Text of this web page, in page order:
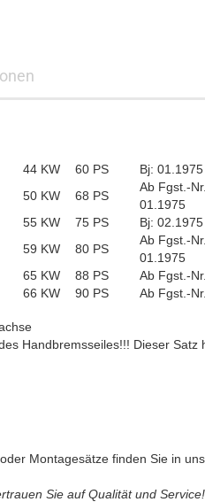
44 KW 60 PS
Bj:
50 KW 68 PS
Ab Fgst.-
01.1975
55 KW 75 PS
Bj:
59 KW 80 PS
Ab Fgst.-
01.1975
65 KW 88 PS
Ab Fgst.-
66 KW 90 PS Ab Fgst.-
Handbremsseiles!!! Dieser
Montagesätze finden Sie in
Sie auf Qualität und